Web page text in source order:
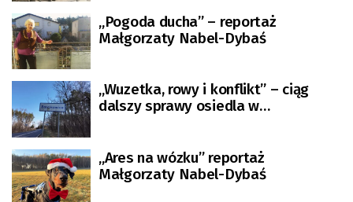
„Pogoda ducha” – reportaż
Małgorzaty Nabel-Dybaś
„Wuzetka, rowy i konflikt” – ciąg
dalszy sprawy osiedla w
„Ares na wózku” reportaż
Małgorzaty Nabel-Dybaś